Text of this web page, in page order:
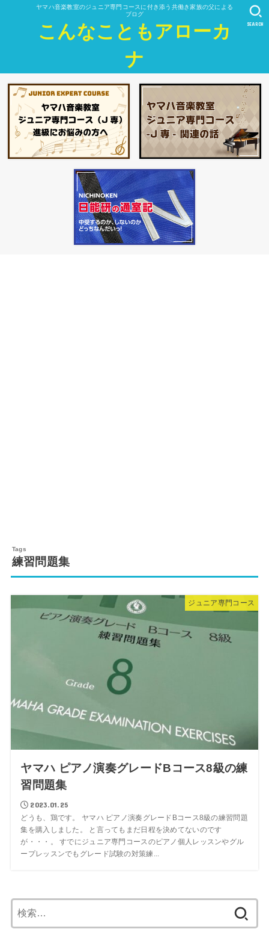
ヤマハ音楽教室のジュニア専門コースに付き添う共働き家族の父による
ブログ
こんなこともアローカ
ナ
SEARCH
練習問題集
ジュニア専門コース
ヤマハ ピアノ演奏グレードBコース8級の練
習問題集
2023.01.25
どうも、鶏です。 ヤマハ ピアノ演奏グレードBコース8級の練習問題
集を購入しました。 と言ってもまだ日程を決めてないのです
が・・・。 すでにジュニア専門コースのピアノ個人レッスンやグル
ープレッスンでもグレード試験の対策練...
索: